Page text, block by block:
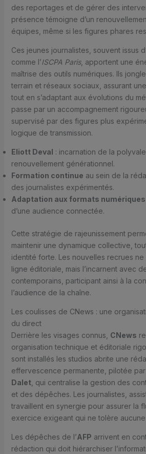
des reportages et de gérer des
présence témoigne d’un
équipes, même si les figures phares
Ces jeunes journalistes, souvent issus
comme l’ISCPA Paris, apportent une
maîtrise des outils numériques. Ils
terrain et réseaux sociaux, assurant
tout en s’adaptant aux évolutions du
passe par un accompagnement
supervisé par des figures plus
logique de transmission.
Eliott Deval : incarnation de la
renouvellement générationnel.
Formation continue au sein de la
des journalistes expérimentés.
Adaptation aux formats numériques
d’une audience connectée.
Cette stratégie de rajeunissement
maintenir une dynamique collective,
identité forte. Les nouvelles recrues
ligne éditoriale, mais l’incarnent avec
contemporains, participant ainsi à la
l’audience de la chaîne.
Les coulisses de CNews : une
du direct
Derrière les visages connus, CNews
organisation technique et éditoriale
sont installés les studios abrite une
effervescence permanente, pilotée
Dalet, qui centralise la gestion des
et des dépêches. Les journalistes,
travaillent en synergie pour assurer la
exercice exigeant qui ne tolère
Les dépêches de l’AFP arrivent en
rédaction qui doit hiérarchiser